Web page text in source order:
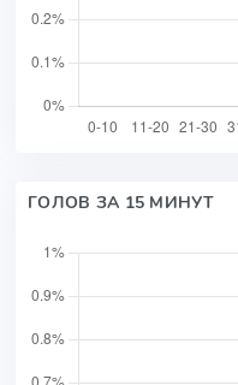
ГОЛОВ ЗА 15 МИНУТ